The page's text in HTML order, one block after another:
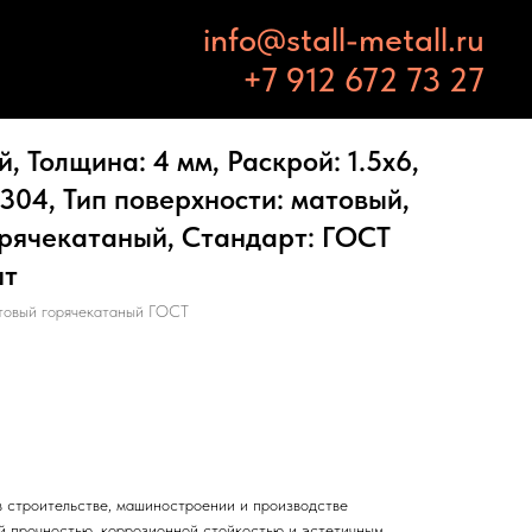
info@stall-metall.ru
+7 912 672 73 27
Толщина: 4 мм, Раскрой: 1.5х6,
Тип поверхности: матовый,
Стандарт: ГОСТ
горячекатаный ГОСТ
машиностроении и производстве